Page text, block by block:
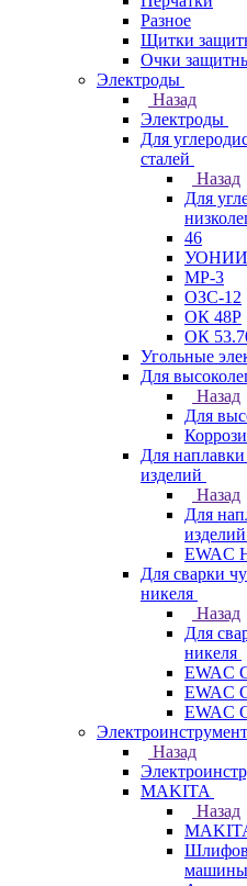
Разное
Щитки
Очки
Электроды
Назад
Электроды
Для
сталей
Назад
Для
46
УОНИИ
МР-3
ОЗС-12
ОК 48Р
ОК
Угольные
Для
Назад
Для
Для
изделий
Назад
Для
изделий
EWAC
Для сварки
никеля
Назад
Для
никеля
EWAC
EWAC
EWAC
Электроинструмент
Назад
МAKITA
Назад
машины